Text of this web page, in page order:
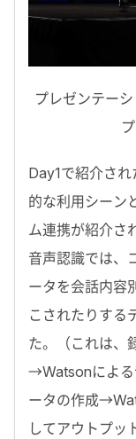
プレゼンテー
Day1で紹介さ
的な利用シーン
ム連携が紹介さ
音声認識では、
ータを会話内容
こされたりする
た。（これは、
→Watsonによる
ータの作成
してアウトプッ